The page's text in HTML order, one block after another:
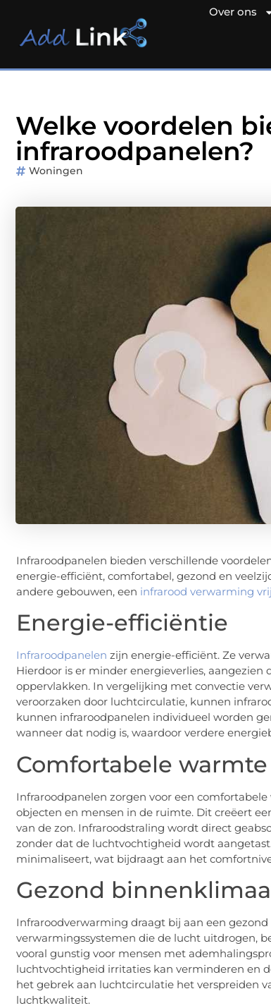
Over ons
Welke voordelen
infraroodpanelen?
Woningen
Infraroodpanelen bieden verschillende
energie-efficiënt, comfortabel, gezond en
andere gebouwen, een infrarood verwarming
Energie-efficiëntie
Infraroodpanelen zijn energie-efficiënt. Ze
Hierdoor is er minder energieverlies,
oppervlakken. In vergelijking met convectie
veroorzaken door luchtcirculatie, kunnen
kunnen infraroodpanelen individueel worden
wanneer dat nodig is, waardoor verdere
Comfortabele warmte
Infraroodpanelen zorgen voor een
objecten en mensen in de ruimte. Dit creëert
van de zon. Infraroodstraling wordt direct
zonder dat de luchtvochtigheid wordt
minimaliseert, wat bijdraagt aan het
Gezond
Infraroodverwarming draagt bij aan een
verwarmingssystemen die de lucht uitdrogen,
vooral gunstig voor mensen met
luchtvochtigheid irritaties kan verminderen en
het gebrek aan luchtcirculatie het verspreiden
luchtkwaliteit.